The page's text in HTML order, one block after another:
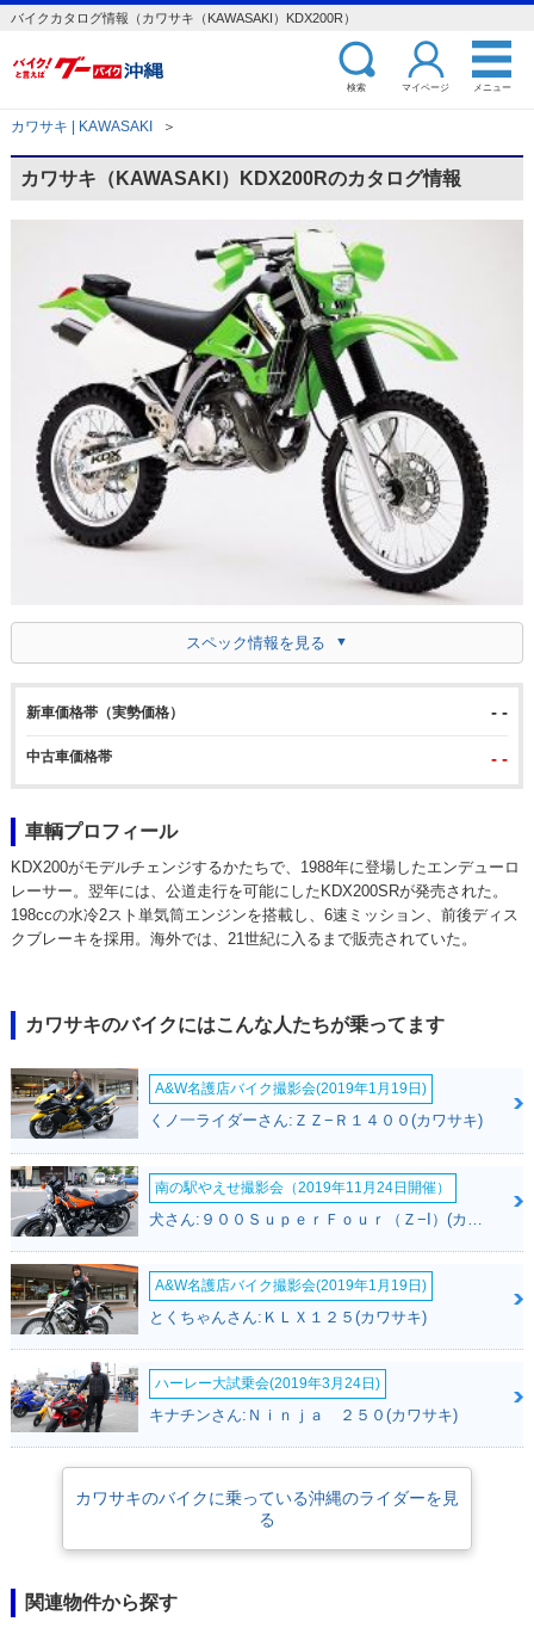
バイクカタログ情報（カワサキ（KAWASAKI）KDX200R）
検索 マイページ メニュー
カワサキ | KAWASAKI ＞
カワサキ（KAWASAKI）KDX200Rのカタログ情報
スペック情報を見る
新車価格帯（実勢価格） - -
中古車価格帯 - -
車輌プロフィール
KDX200がモデルチェンジするかたちで、1988年に登場したエンデューロ
レーサー。翌年には、公道走行を可能にしたKDX200SRが発売された。
198ccの水冷2スト単気筒エンジンを搭載し、6速ミッション、前後ディス
クブレーキを採用。海外では、21世紀に入るまで販売されていた。
カワサキのバイクにはこんな人たちが乗ってます
A&W名護店バイク撮影会(2019年1月19日)
くノ一ライダーさん:ＺＺ−Ｒ１４００(カワサキ)
南の駅やえせ撮影会（2019年11月24日開催）
A&W名護店バイク撮影会(2019年1月19日)
とくちゃんさん:ＫＬＸ１２５(カワサキ)
ハーレー大試乗会(2019年3月24日)
キナチンさん:Ｎｉｎｊａ ２５０(カワサキ)
カワサキのバイクに乗っている沖縄のライダーを見
る
関連物件から探す